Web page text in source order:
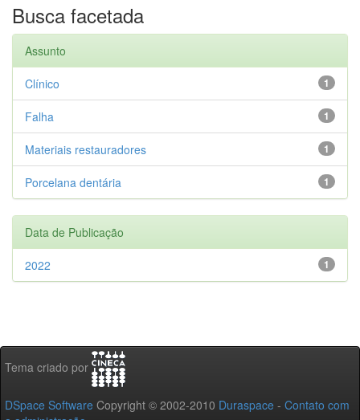
Busca facetada
Assunto
1
Clínico
1
Falha
1
Materiais restauradores
1
Porcelana dentária
Data de Publicação
1
2022
Tema criado por
DSpace Software Copyright © 2002-2010 Duraspace - Contato com